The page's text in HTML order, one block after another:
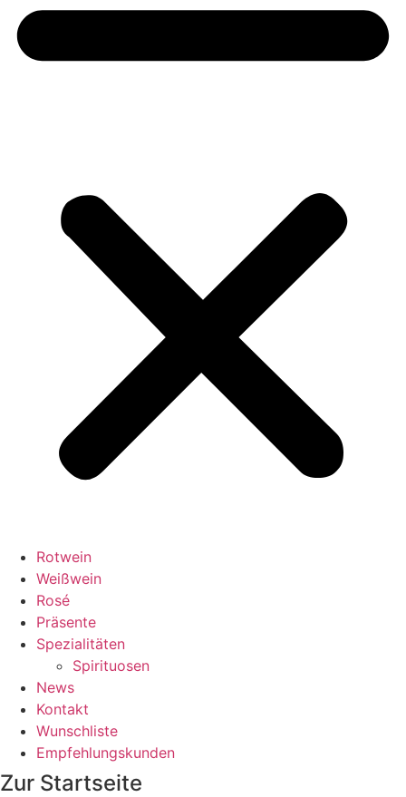
Rotwein
Weißwein
Rosé
Präsente
Spezialitäten
Spirituosen
News
Kontakt
Wunschliste
Empfehlungskunden
Zur Startseite